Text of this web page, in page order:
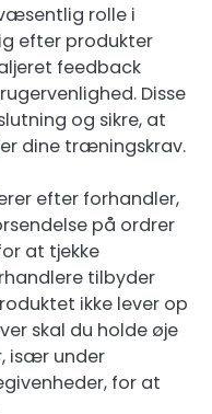
rolle i
efter produkter
feedback
Disse
og sikre, at
dine træningskrav.
efter forhandler,
på ordrer
at tjekke
tilbyder
ikke lever op
skal du holde øje
især under
for at